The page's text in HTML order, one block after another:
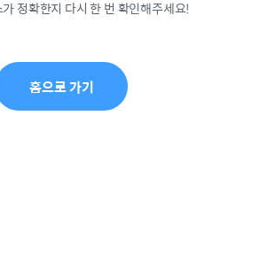
정확한지 다시 한 번 확인해주세요!
홈으로 가기